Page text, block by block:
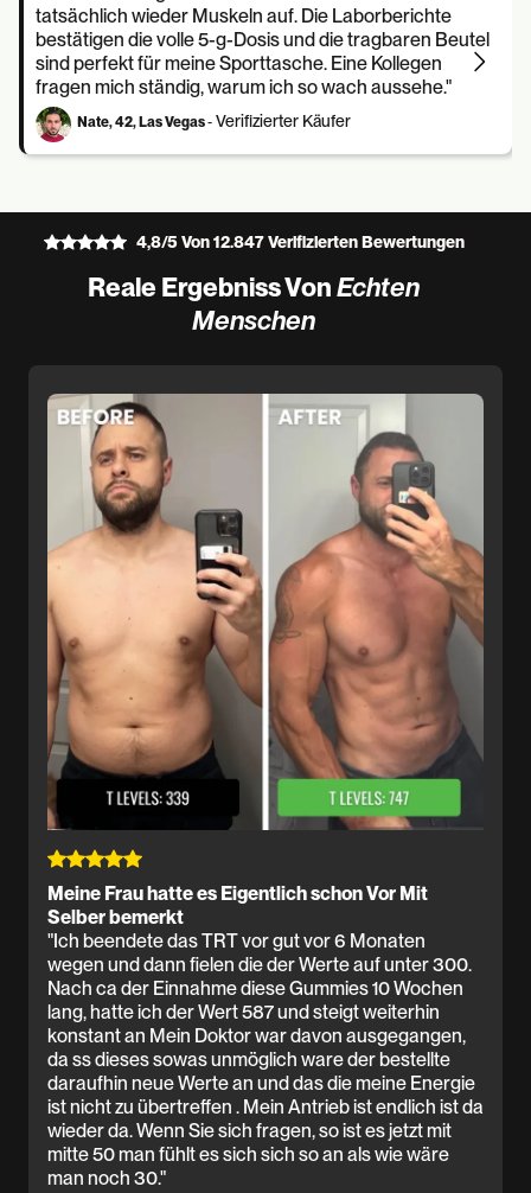
tatsächlich wieder Muskeln auf. Die Laborberichte
bestätigen die volle 5-g-Dosis und die tragbaren Beutel
sind perfekt für meine Sporttasche. Eine Kollegen
fragen mich ständig, warum ich so wach aussehe."
Nate, 42, Las Vegas- Verifizierter Käufer
4,8/5 Von 12.847 Verifizierten Bewertungen
Reale Ergebniss VonEchten
Menschen
Meine Frau hatte es Eigentlich schon Vor Mit
Selber bemerkt
"Ich beendete das TRT vor gut vor 6 Monaten
wegen und dann fielen die der Werte auf unter 300.
Nach ca der Einnahme diese Gummies 10 Wochen
lang, hatte ich der Wert 587 und steigt weiterhin
konstant an Mein Doktor war davon ausgegangen,
da ss dieses sowas unmöglich ware der bestellte
daraufhin neue Werte an und das die meine Energie
ist nicht zu übertreffen . Mein Antrieb ist endlich ist da
wieder da. Wenn Sie sich fragen, so ist es jetzt mit
mitte 50 man fühlt es sich sich so an als wie wäre
man noch 30."